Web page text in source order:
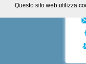
Questo sito web utilizza